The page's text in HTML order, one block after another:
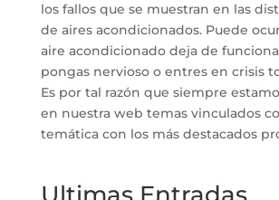
los fallos que se muestran en las
de aires acondicionados. Puede
aire acondicionado deja de
pongas nervioso o entres en crisis
Es por tal razón que siempre
en nuestra web temas vinculados
temática con los más destacados